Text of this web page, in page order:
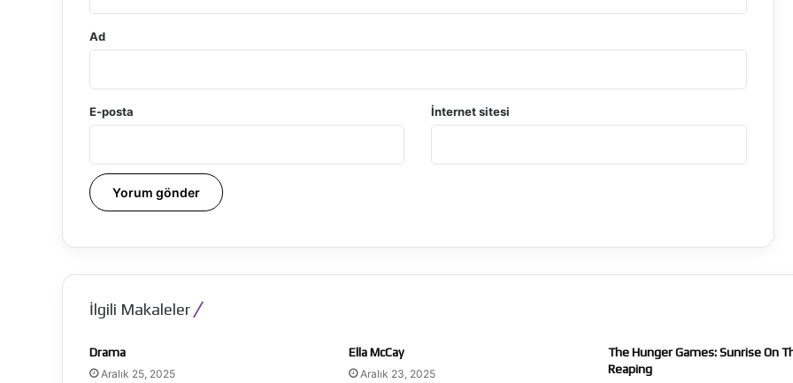
Ad
E-posta İnternet sitesi
İlgili Makaleler
Drama
Aralık 25, 2025
Ella McCay
Aralık 23, 2025
The Hunger Games: Sunrise On
Reaping